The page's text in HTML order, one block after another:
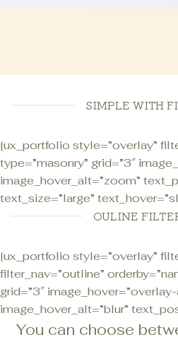
SIMPLE WITH
[ux_portfolio style=”overlay”
type=”masonry” grid=”3″
image_hover_alt=”zoom”
text_size=”large”
OULINE
[ux_portfolio style=”overlay”
filter_nav=”outline”
grid=”3″
image_hover_alt=”blur”
You can choose